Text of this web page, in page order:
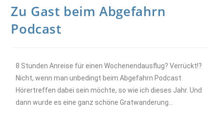
Zu Gast beim Abgefahrn
Podcast
8 Stunden Anreise für einen Wochenendausflug? Verrückt!?
Nicht, wenn man unbedingt beim Abgefahrn Podcast
Hörertreffen dabei sein möchte, so wie ich dieses Jahr. Und
dann wurde es eine ganz schöne Gratwanderung…